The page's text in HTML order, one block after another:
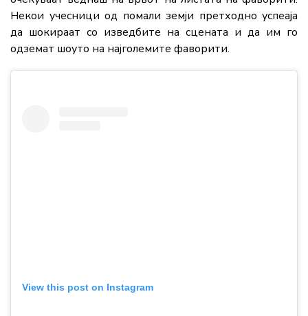
Некои учесници од помали земји претходно успеаја
да шокираат со изведбите на сцената и да им го
одземат шоуто на најголемите фаворити.
View this post on Instagram